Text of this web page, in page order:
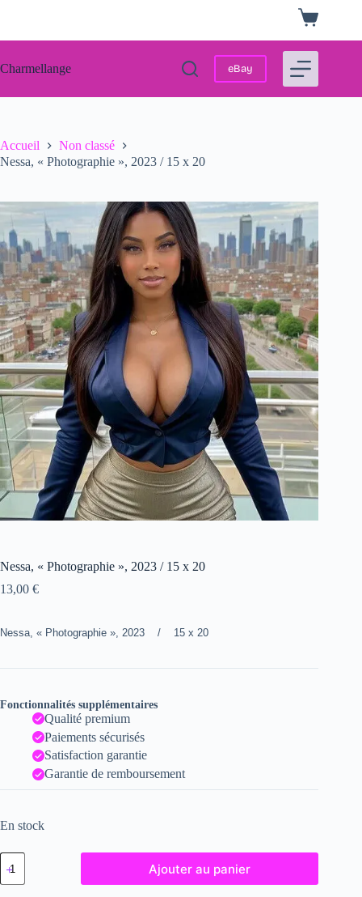
Panier
d’achat
Charmellange eBay
Accueil
Non classé
Nessa, « Photographie », 2023 / 15 x 20
Nessa, « Photographie », 2023 / 15 x 20
13,00 €
Nessa, « Photographie », 2023 / 15 x 20
Fonctionnalités supplémentaires
Qualité premium
Paiements sécurisés
Satisfaction garantie
Garantie de remboursement
En stock
quantité
de
Nessa,
Ajouter au panier